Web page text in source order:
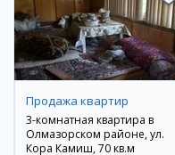
Продажа квартир
3-комнатная квартира в
Олмазорском районе, ул.
Кора Камиш, 70 кв.м